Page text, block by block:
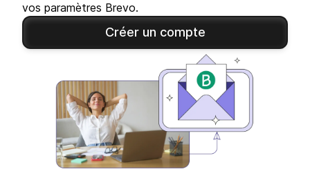
vos paramètres Brevo.
Créer un compte